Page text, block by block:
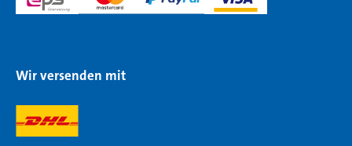
Wir versenden mit